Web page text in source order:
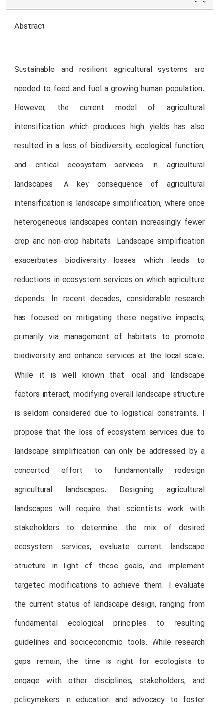
Abstract
Sustainable and resilient agricultural systems are
needed to feed and fuel a growing human population.
However, the current model of agricultural
intensification which produces high yields has also
resulted in a loss of biodiversity, ecological function,
and critical ecosystem services in agricultural
landscapes. A key consequence of agricultural
intensification is landscape simplification, where once
heterogeneous landscapes contain increasingly fewer
crop and non-crop habitats. Landscape simplification
exacerbates biodiversity losses which leads to
reductions in ecosystem services on which agriculture
depends. In recent decades, considerable research
has focused on mitigating these negative impacts,
primarily via management of habitats to promote
biodiversity and enhance services at the local scale.
While it is well known that local and landscape
factors interact, modifying overall landscape structure
is seldom considered due to logistical constraints. I
propose that the loss of ecosystem services due to
landscape simplification can only be addressed by a
concerted effort to fundamentally redesign
agricultural landscapes. Designing agricultural
landscapes will require that scientists work with
stakeholders to determine the mix of desired
ecosystem services, evaluate current landscape
structure in light of those goals, and implement
targeted modifications to achieve them. I evaluate
the current status of landscape design, ranging from
fundamental ecological principles to resulting
guidelines and socioeconomic tools. While research
gaps remain, the time is right for ecologists to
engage with other disciplines, stakeholders, and
policymakers in education and advocacy to foster